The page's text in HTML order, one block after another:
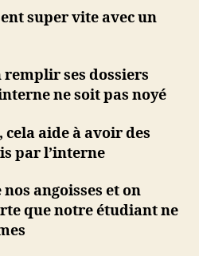
super vite avec un
remplir ses dossiers
ne soit pas noyé
cela aide à avoir des
par l’interne
angoisses et on
que notre étudiant ne